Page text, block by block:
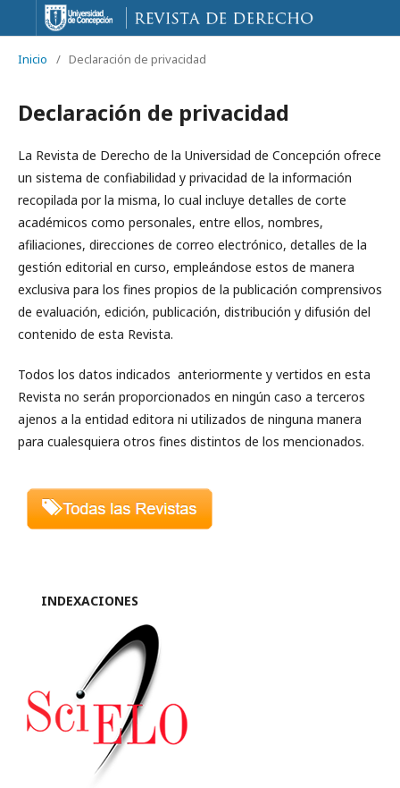
Inicio / Declaración de privacidad
Declaración de privacidad
La Revista de Derecho de la Universidad de Concepción ofrece
un sistema de confiabilidad y privacidad de la información
recopilada por la misma, lo cual incluye detalles de corte
académicos como personales, entre ellos, nombres,
afiliaciones, direcciones de correo electrónico, detalles de la
gestión editorial en curso, empleándose estos de manera
exclusiva para los fines propios de la publicación comprensivos
de evaluación, edición, publicación, distribución y difusión del
contenido de esta Revista.
Todos los datos indicados anteriormente y vertidos en esta
Revista no serán proporcionados en ningún caso a terceros
ajenos a la entidad editora ni utilizados de ninguna manera
para cualesquiera otros fines distintos de los mencionados.
INDEXACIONES